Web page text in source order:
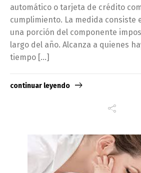
automático o tarjeta de crédito
cumplimiento. La medida consiste
una porción del componente
largo del año. Alcanza a quienes
tiempo […]
continuar leyendo